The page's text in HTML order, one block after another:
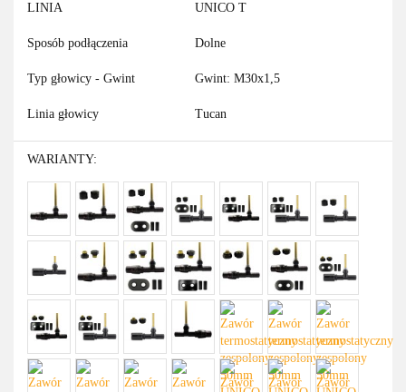
LINIA UNICO T
Sposób podłączenia Dolne
Typ głowicy - Gwint Gwint: M30x1,5
Linia głowicy Tucan
WARIANTY: